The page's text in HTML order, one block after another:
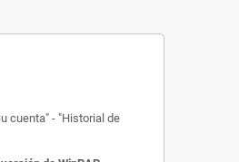
cuenta" - "Historial de